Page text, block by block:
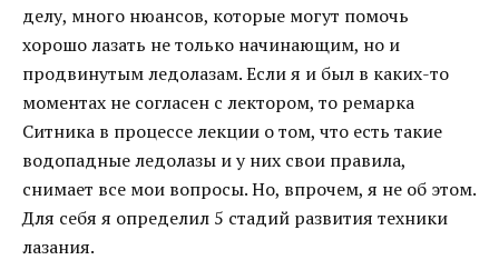
делу, много нюансов, которые могут помочь
хорошо лазать не только начинающим, но и
продвинутым ледолазам. Если я и был в каких-то
моментах не согласен с лектором, то ремарка
Ситника в процессе лекции о том, что есть такие
водопадные ледолазы и у них свои правила,
снимает все мои вопросы. Но, впрочем, я не об этом.
Для себя я определил 5 стадий развития техники
лазания.